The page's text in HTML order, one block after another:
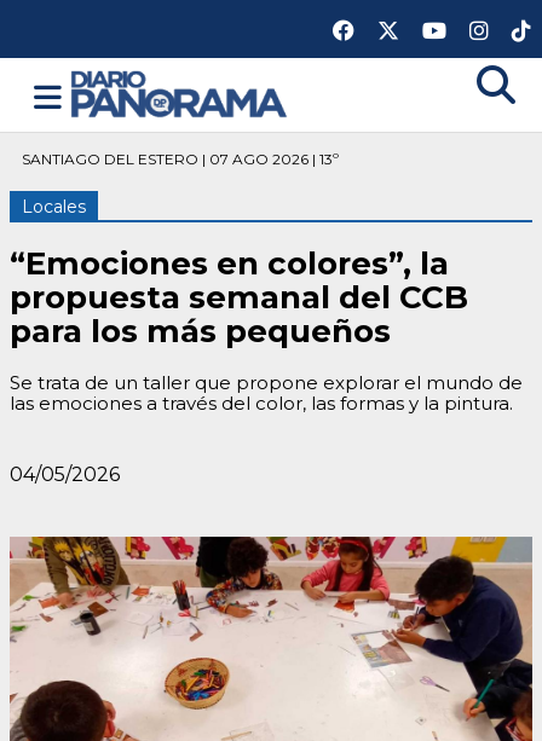
SANTIAGO DEL ESTERO | 07 AGO 2026 | 13º
Locales
“Emociones en colores”, la
propuesta semanal del CCB
para los más pequeños
Se trata de un taller que propone explorar el mundo de
las emociones a través del color, las formas y la pintura.
04/05/2026